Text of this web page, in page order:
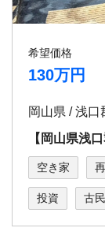
希望価格
130万円
岡山県 / 浅
【岡山県浅
空き家
投資 古